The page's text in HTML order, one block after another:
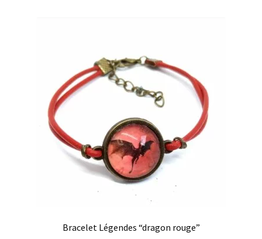
Bracelet Légendes “dragon rouge”